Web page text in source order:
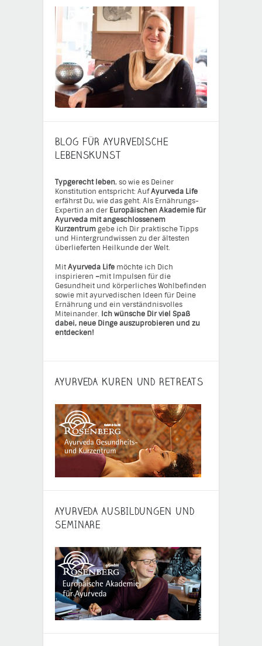
BLOG FÜR AYURVEDISCHE
LEBENSKUNST
Typgerecht leben, so wie es Deiner
Konstitution entspricht: AufAyurveda Life
erfährst Du, wie das geht. Als Ernährungs-
Expertin an der Europäischen Akademie für
Ayurveda mit angeschlossenem
Kurzentrumgebe ich Dir praktische Tipps
und Hintergrundwissen zu der ältesten
überlieferten Heilkunde der Welt.
MitAyurveda Life möchte ich Dich
inspirieren –mit Impulsen für die
Gesundheit und körperliches Wohlbefinden
sowie mit ayurvedischen Ideen für Deine
Ernährung und ein verständnisvolles
Miteinander. Ich wünsche Dir viel Spaß
dabei, neue Dinge auszuprobieren und zu
entdecken!
AYURVEDA KUREN UND RETREATS
AYURVEDA AUSBILDUNGEN UND
SEMINARE